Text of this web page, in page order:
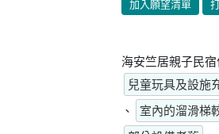
加入願望清單
海安竺居親子民
兒童玩具及設施
、
室內的溜滑梯